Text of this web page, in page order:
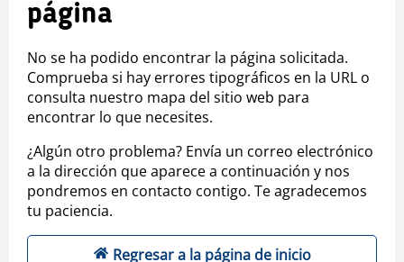
página
No se ha podido encontrar la página solicitada.
Comprueba si hay errores tipográficos en la URL o
consulta nuestro mapa del sitio web para
encontrar lo que necesites.
¿Algún otro problema? Envía un correo electrónico
a la dirección que aparece a continuación y nos
pondremos en contacto contigo. Te agradecemos
tu paciencia.
Regresar a la página de inicio